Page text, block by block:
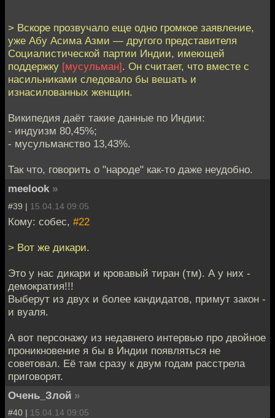
> Вскоре прозвучало еще одно громкое заявление,
уже Абу Асима Азми — другого представителя
Социалистической партии Индии, имеющей
поддержку [мусульман]. Он считает, что вместе с
насильниками следовало бы вешать и
изнасилованных женщин.
Википедия даёт такие данные по Индии:
- индуизм 80,45%;
- мусульманство 13,43%.
Так что, говорить о "народе" как-то даже неудобно.
meelook »
#39 | 15.04.14 09:05
Кому: собес, #22
> Вот же дикари.
Это у нас дикари и кровавый тиран (тм). А у них -
демократия!!!
Выберут из двух и более кандидатов, примут закон -
и вуаля.
А вот персонажу из недавнего интервью про двойное
проникновение я бы в Индии появляться не
советовал. Её там сразу к двум годам расстрела
приговорят.
Очень_Злой »
#40 | 15.04.14 09:05